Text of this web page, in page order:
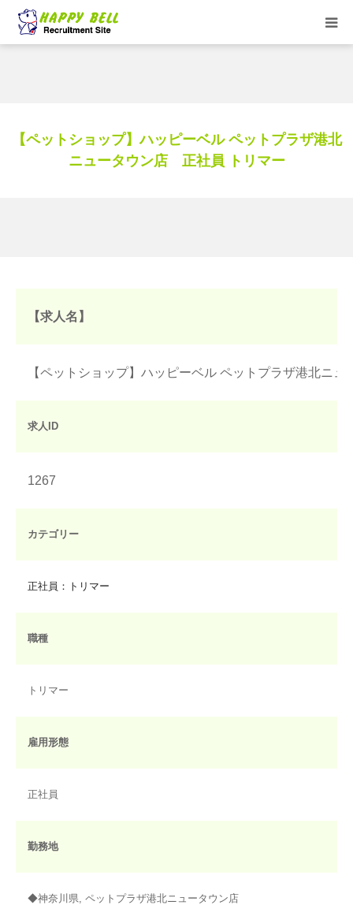
【ペットショップ】ハッピーベル ペットプラザ港北
ニュータウン店 正社員 トリマー
【求人名】
【ペットショップ】ハッピーベル ペットプラザ港北ニ
求人ID
1267
カテゴリー
正社員：トリマー
職種
トリマー
雇用形態
正社員
勤務地
◆神奈川県, ペットプラザ港北ニュータウン店
求人一覧